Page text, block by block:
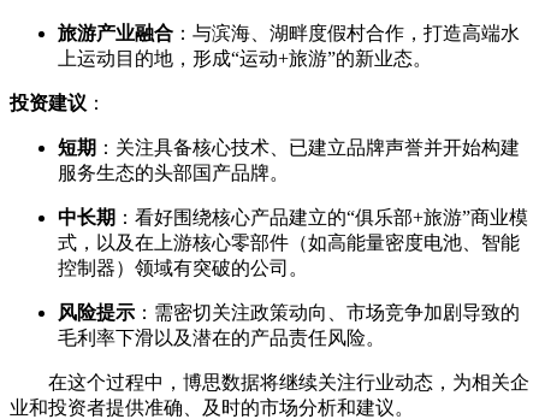
旅游产业融合 ：与滨海、湖畔度假村合作，打造高端水
上运动目的地，形成“运动+旅游”的新业态。
投资建议 ：
短期 ：关注具备核心技术、已建立品牌声誉并开始构建
服务生态的头部国产品牌。
中长期 ：看好围绕核心产品建立的“俱乐部+旅游”商业模
式，以及在上游核心零部件（如高能量密度电池、智能
控制器）领域有突破的公司。
风险提示 ：需密切关注政策动向、市场竞争加剧导致的
毛利率下滑以及潜在的产品责任风险。
在这个过程中，博思数据将继续关注行业动态，为相关企
业和投资者提供准确、及时的市场分析和建议。